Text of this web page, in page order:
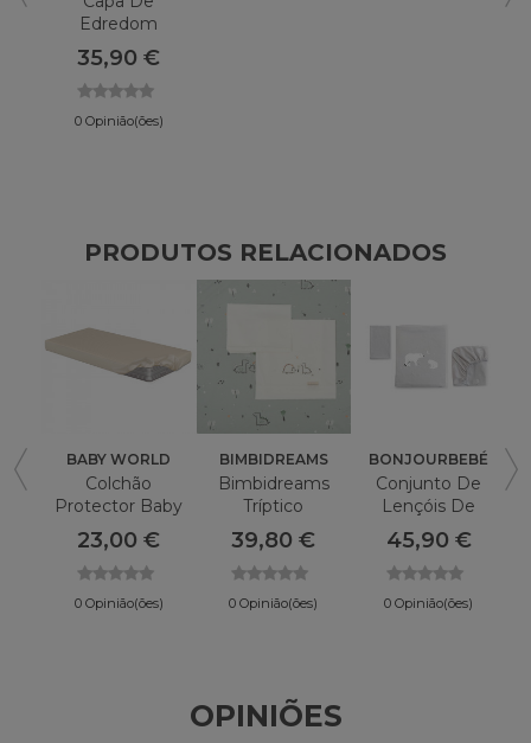
Edredom
Enchendo
Bonjourbebé
35,90 €
0 Opinião(ões)
PRODUTOS RELACIONADOS
BABY WORLD
Colchão
Protector Baby
World
23,00 €
0 Opinião(ões)
BIMBIDREAMS
Bimbidreams
Tríptico
Jurássico Mini
Berço 50x80
39,80 €
0 Opinião(ões)
BONJOURBEBÉ
Conjunto De
Lençóis De
Berço
Bonjourbebe
Polaris Cinza 3p
45,90 €
0 Opinião(ões)
OPINIÕES